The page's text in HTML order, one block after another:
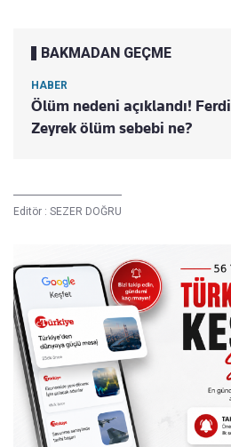
BAKMADAN GEÇME
HABER
Ölüm nedeni açıklandı! Ferdi
Zeyrek ölüm sebebi ne?
Editör : SEZER DOĞRU